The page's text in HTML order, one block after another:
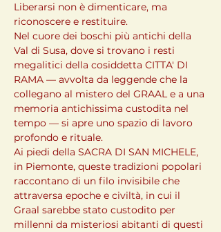
Liberarsi non è dimenticare, ma
riconoscere e restituire.
Nel cuore dei boschi più antichi della
Val di Susa, dove si trovano i resti
megalitici della cosiddetta CITTA' DI
RAMA — avvolta da leggende che la
collegano al mistero del GRAAL e a una
memoria antichissima custodita nel
tempo — si apre uno spazio di lavoro
profondo e rituale.
Ai piedi della SACRA DI SAN MICHELE,
in Piemonte, queste tradizioni popolari
raccontano di un filo invisibile che
attraversa epoche e civiltà, in cui il
Graal sarebbe stato custodito per
millenni da misteriosi abitanti di questi